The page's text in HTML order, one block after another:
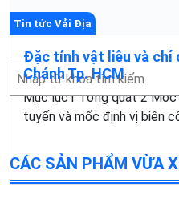
Tin tức Vải Địa
Đặc tính vật liêu và chỉ
Chánh Tp. HCM
Mục lục1 Tổng quát 2
tuyến và mốc định vị biên
Tìm
kiếm
CÁC SẢN PHẨM VỪA